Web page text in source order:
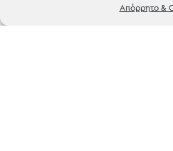
Απόρρητο &
Δευ / Τετ / Σαβ: